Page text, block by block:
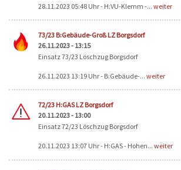
28.11.2023 05:48 Uhr - H:VU-Klemm -... weiter
73/23 B:Gebäude-Groß LZ Borgsdorf
26.11.2023 - 13:15
Einsatz 73/23 Löschzug Borgsdorf
26.11.2023 13:19 Uhr - B:Gebäude-... weiter
72/23 H:GAS LZ Borgsdorf
20.11.2023 - 13:00
Einsatz 72/23 Löschzug Borgsdorf
20.11.2023 13:07 Uhr - H:GAS - Hohen... weiter